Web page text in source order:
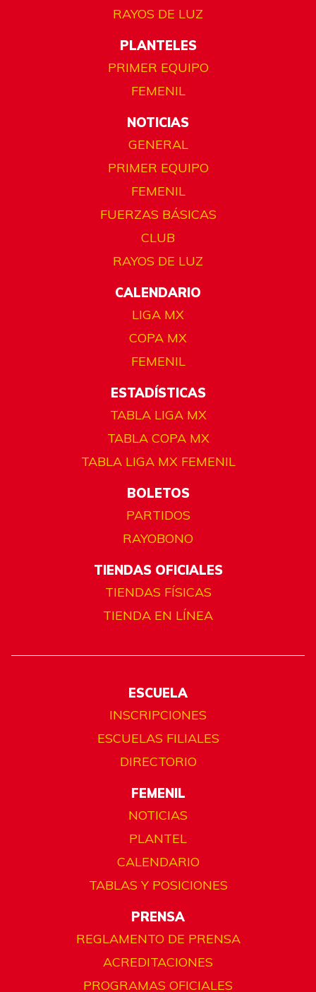
RAYOS DE LUZ
PLANTELES
PRIMER EQUIPO
FEMENIL
NOTICIAS
GENERAL
PRIMER EQUIPO
FEMENIL
FUERZAS BÁSICAS
CLUB
RAYOS DE LUZ
CALENDARIO
LIGA MX
COPA MX
FEMENIL
ESTADÍSTICAS
TABLA LIGA MX
TABLA COPA MX
TABLA LIGA MX FEMENIL
BOLETOS
PARTIDOS
RAYOBONO
TIENDAS OFICIALES
TIENDAS FÍSICAS
TIENDA EN LÍNEA
ESCUELA
INSCRIPCIONES
ESCUELAS FILIALES
DIRECTORIO
FEMENIL
NOTICIAS
PLANTEL
CALENDARIO
TABLAS Y POSICIONES
PRENSA
REGLAMENTO DE PRENSA
ACREDITACIONES
PROGRAMAS OFICIALES